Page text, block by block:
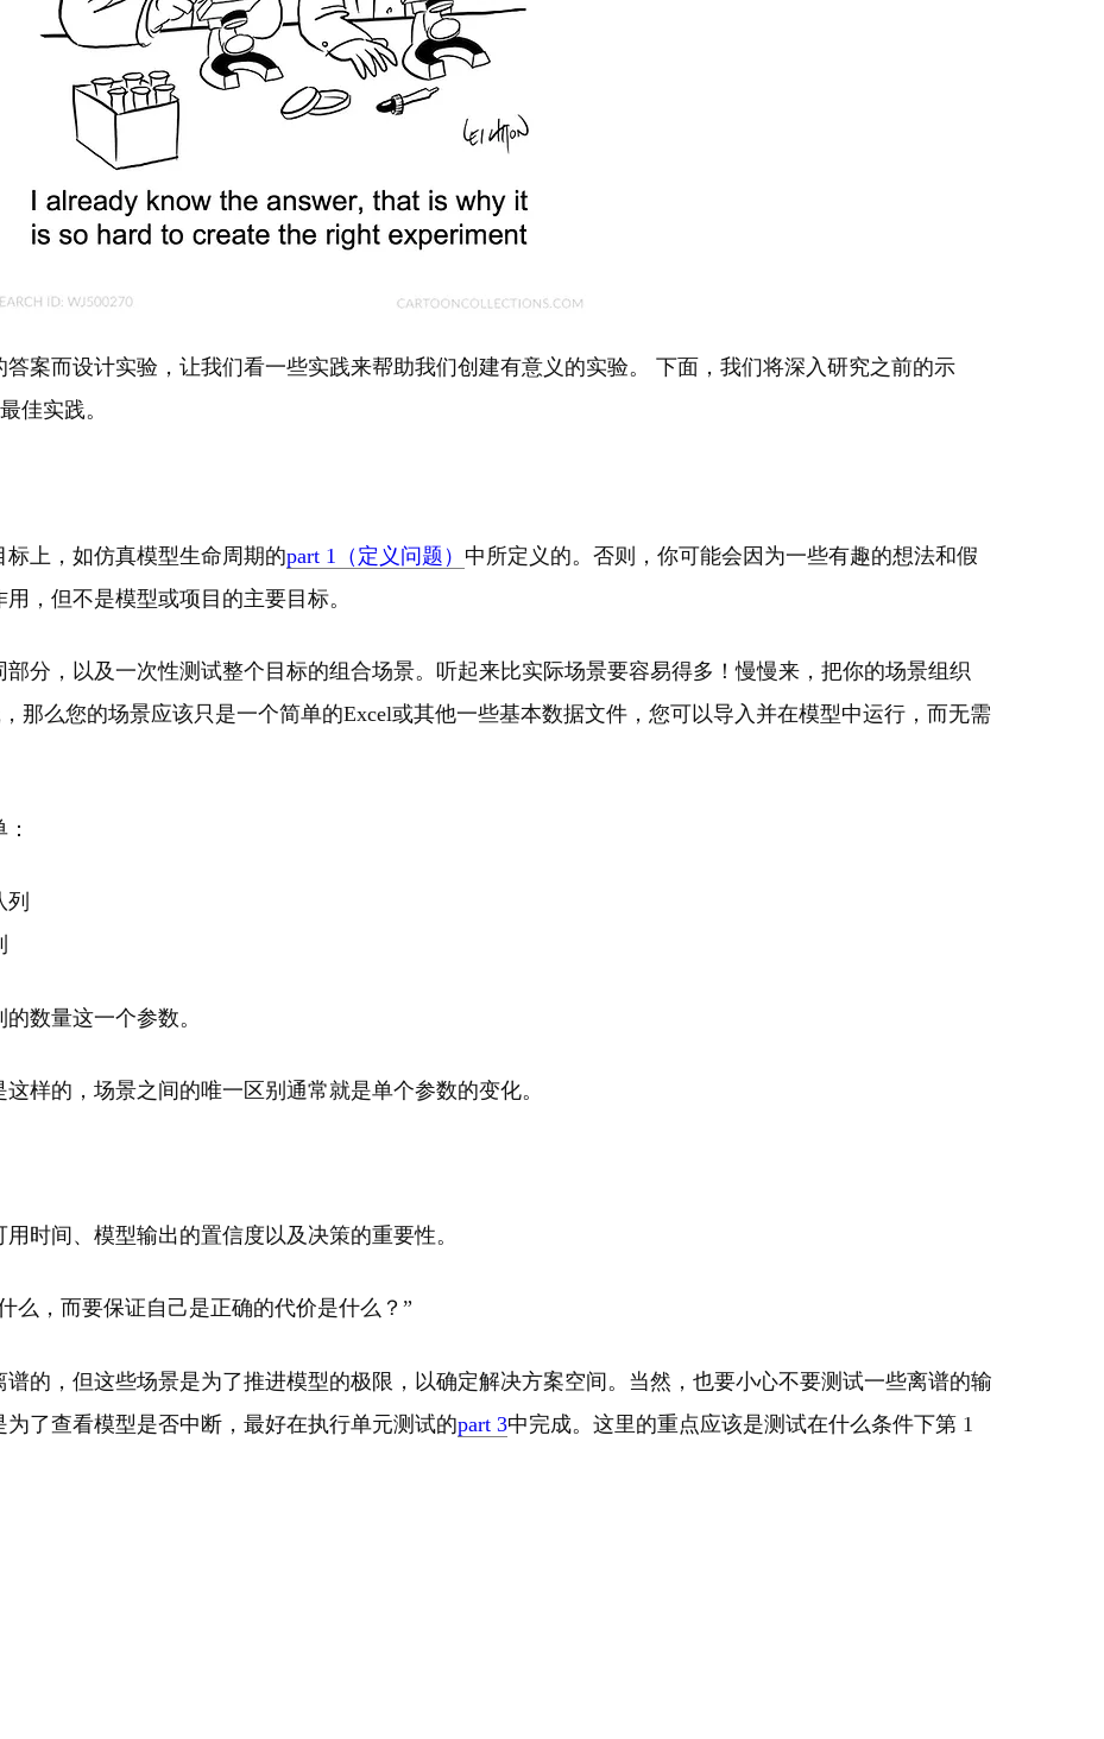
案而设计实验，让我们看一些实践来帮助我们创建有意义的实验。 下面，我们将深入研究之前的示
佳实践。
上，如仿真模型生命周期的part 1（定义问题） 中所定义的。否则，你可能会因为一些有趣的想法和假
，但不是模型或项目的主要目标。
分，以及一次性测试整个目标的组合场景。听起来比实际场景要容易得多！慢慢来，把你的场景组织
那么您的场景应该只是一个简单的Excel或其他一些基本数据文件，您可以导入并在模型中运行，而无需
数量这一个参数。
样的，场景之间的唯一区别通常就是单个参数的变化。
时间、模型输出的置信度以及决策的重要性。
么，而要保证自己是正确的代价是什么？”
的，但这些场景是为了推进模型的极限，以确定解决方案空间。当然，也要小心不要测试一些离谱的输
了查看模型是否中断，最好在执行单元测试的part 3中完成。这里的重点应该是测试在什么条件下第 1